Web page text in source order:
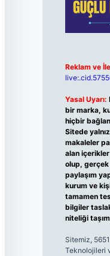
Reklam ve
Yasal Uyarı:
bir marka,
hiçbir
Sitede
makaleler
alan
olup, gerçek
paylaşım
kurum ve
tamamen
bilgiler
niteliği
Sitemiz,
Teknolojileri